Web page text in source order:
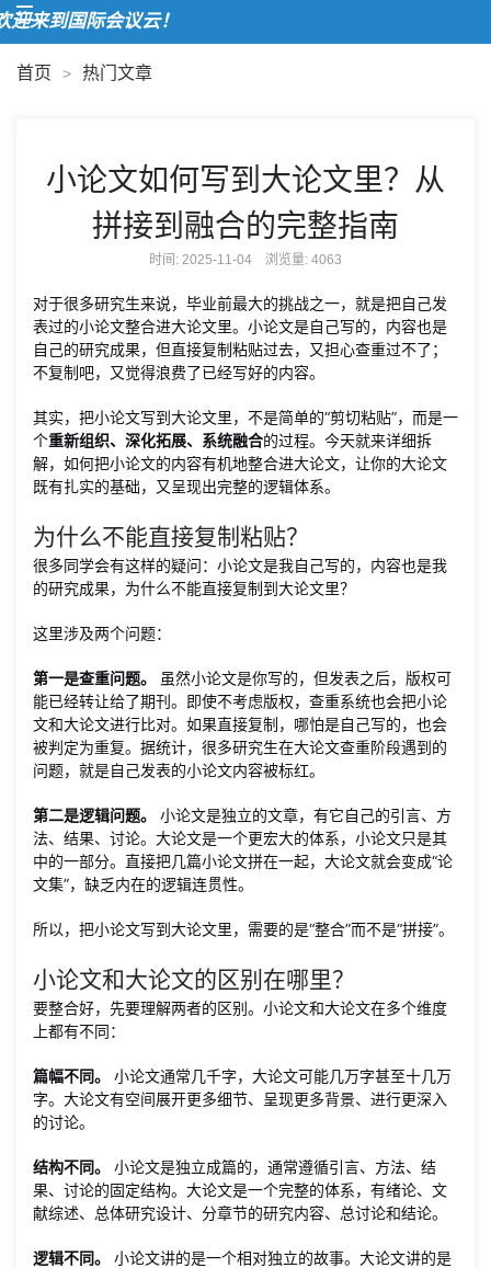
到国际会议云！
首页 > 热门文章
小论文如何写到大论文里？从
拼接到融合的完整指南
时间: 2025-11-04 浏览量: 4063
对于很多研究生来说，毕业前最大的挑战之一，就是把自己发
表过的小论文整合进大论文里。小论文是自己写的，内容也是
自己的研究成果，但直接复制粘贴过去，又担心查重过不了；
不复制吧，又觉得浪费了已经写好的内容。
其实，把小论文写到大论文里，不是简单的“剪切粘贴”，而是一
个重新组织、深化拓展、系统融合的过程。今天就来详细拆
解，如何把小论文的内容有机地整合进大论文，让你的大论文
既有扎实的基础，又呈现出完整的逻辑体系。
为什么不能直接复制粘贴？
很多同学会有这样的疑问：小论文是我自己写的，内容也是我
的研究成果，为什么不能直接复制到大论文里？
这里涉及两个问题：
第一是查重问题。
虽然小论文是你写的，但发表之后，版权可
能已经转让给了期刊。即使不考虑版权，查重系统也会把小论
文和大论文进行比对。如果直接复制，哪怕是自己写的，也会
被判定为重复。据统计，很多研究生在大论文查重阶段遇到的
问题，就是自己发表的小论文内容被标红。
第二是逻辑问题。
小论文是独立的文章，有它自己的引言、方
法、结果、讨论。大论文是一个更宏大的体系，小论文只是其
中的一部分。直接把几篇小论文拼在一起，大论文就会变成“论
文集”，缺乏内在的逻辑连贯性。
所以，把小论文写到大论文里，需要的是“整合”而不是“拼接”。
小论文和大论文的区别在哪里？
要整合好，先要理解两者的区别。小论文和大论文在多个维度
上都有不同：
篇幅不同。
小论文通常几千字，大论文可能几万字甚至十几万
字。大论文有空间展开更多细节、呈现更多背景、进行更深入
的讨论。
结构不同。
小论文是独立成篇的，通常遵循引言、方法、结
果、讨论的固定结构。大论文是一个完整的体系，有绪论、文
献综述、总体研究设计、分章节的研究内容、总讨论和结论。
逻辑不同。
小论文讲的是一个相对独立的故事。大论文讲的是